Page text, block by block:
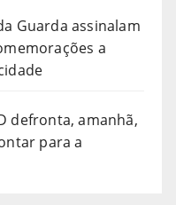
Guarda assinalam
a
defronta, amanhã,
para a